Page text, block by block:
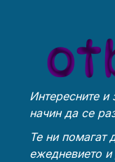
Интересните и
начин да се
Те ни помагат
ежедневието